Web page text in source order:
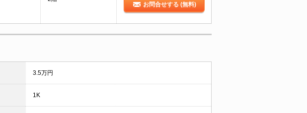
お問合せする (無料)
3.5万円
1K